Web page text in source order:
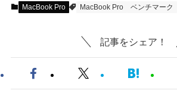
MacBook Pro MacBook Pro ベンチマーク
記事をシェア！